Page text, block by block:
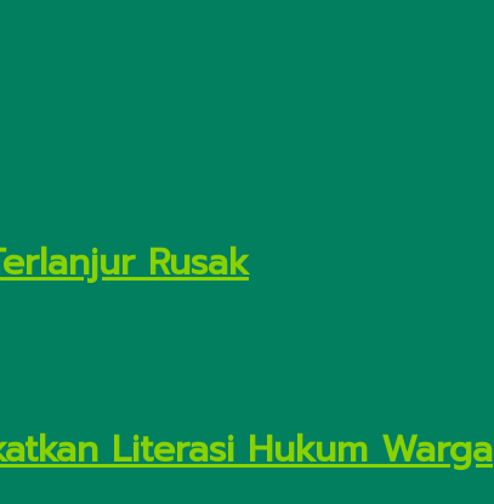
Rusak
Literasi Hukum Warga